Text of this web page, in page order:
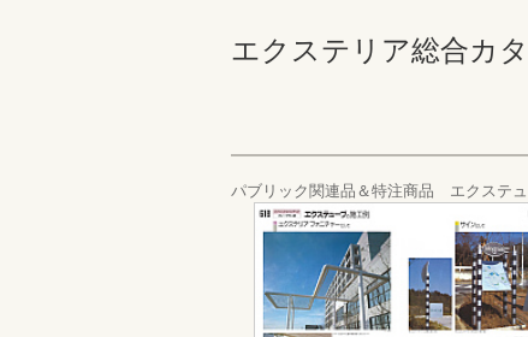
エクステリア総合カ
パブリック関連品＆特注商品 エクステュ